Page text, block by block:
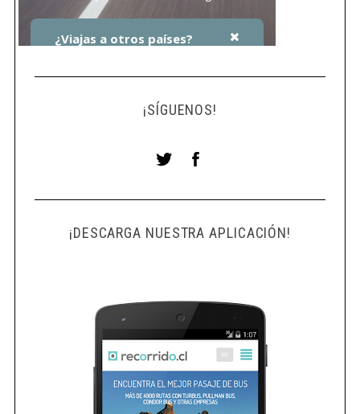
¡SÍGUENOS!
¡DESCARGA NUESTRA APLICACIÓN!